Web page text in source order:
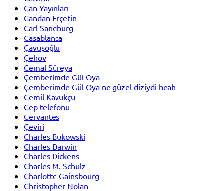
Can Yayınları
Candan Erçetin
Carl Sandburg
Casablanca
Çavuşoğlu
Çehov
Cemal Süreya
Çemberimde Gül Oya
Çemberimde Gül Oya ne güzel diziydi beah
Cemil Kavukçu
Cep telefonu
Cervantes
Çeviri
Charles Bukowski
Charles Darwin
Charles Dickens
Charles M. Schulz
Charlotte Gainsbourg
Christopher Nolan